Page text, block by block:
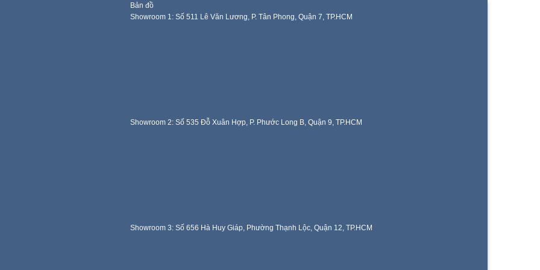
Bản đồ
Showroom 1: Số 511 Lê Văn Lương, P. Tân Phong, Quận 7, TP.HCM
Showroom 2: Số 535 Đỗ Xuân Hợp, P. Phước Long B, Quận 9, TP.HCM
Showroom 3: Số 656 Hà Huy Giáp, Phường Thạnh Lộc, Quận 12, TP.HCM